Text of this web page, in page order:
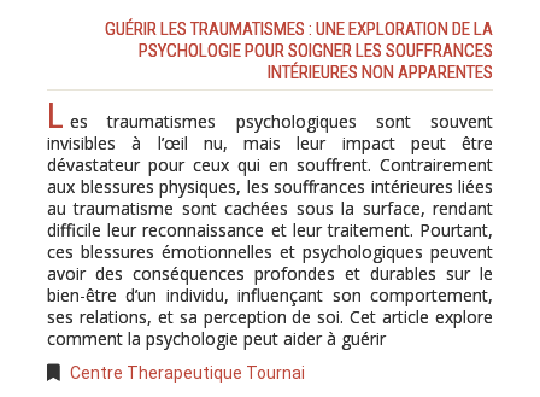
GUÉRIR LES TRAUMATISMES : UNE EXPLORATION DE LA
PSYCHOLOGIE POUR SOIGNER LES SOUFFRANCES
INTÉRIEURES NON APPARENTES
L es traumatismes psychologiques sont souvent
invisibles à l’œil nu, mais leur impact peut être
dévastateur pour ceux qui en souffrent. Contrairement
aux blessures physiques, les souffrances intérieures liées
au traumatisme sont cachées sous la surface, rendant
difficile leur reconnaissance et leur traitement. Pourtant,
ces blessures émotionnelles et psychologiques peuvent
avoir des conséquences profondes et durables sur le
bien-être d’un individu, influençant son comportement,
ses relations, et sa perception de soi. Cet article explore
comment la psychologie peut aider à guérir
Centre Therapeutique Tournai